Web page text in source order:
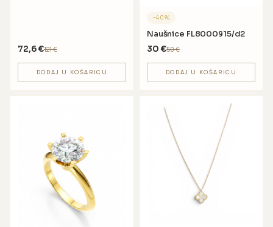
72,6€121€
DODAJ U KOŠARICU
−40%
Naušnice FL8000915/d2
30 €50€
DODAJ U KOŠARICU